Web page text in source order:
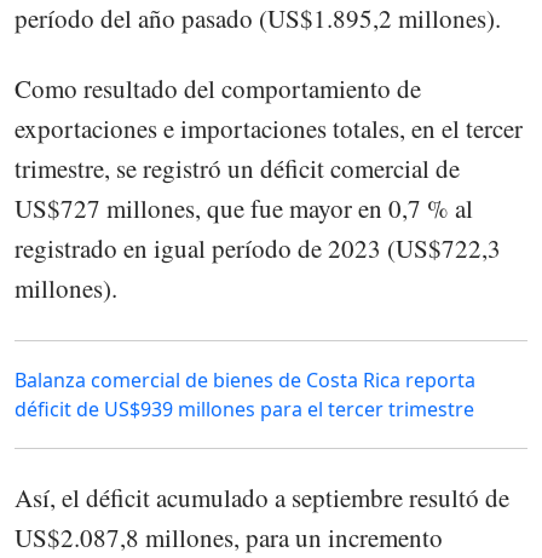
período del año pasado (US$1.895,2 millones).
Como resultado del comportamiento de
exportaciones e importaciones totales, en el tercer
trimestre, se registró un déficit comercial de
US$727 millones, que fue mayor en 0,7 % al
registrado en igual período de 2023 (US$722,3
millones).
Balanza comercial de bienes de Costa Rica reporta
déficit de US$939 millones para el tercer trimestre
Así, el déficit acumulado a septiembre resultó de
US$2.087,8 millones, para un incremento